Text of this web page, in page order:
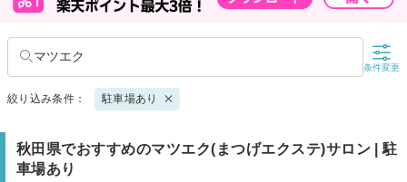
マツエク
条件変更
絞り込み条件： 駐車場あり
秋田県でおすすめのマツエク(まつげエクステ)サロン | 駐
車場あり